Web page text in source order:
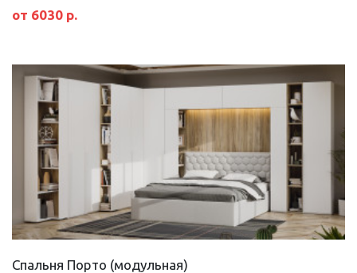
от 6030 р.
Спальня Порто (модульная)